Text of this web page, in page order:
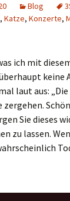
Blog
, Katze, Konzerte,
ich mit
keine
laut aus:
zergehen.
Sie dieses
zu lassen.